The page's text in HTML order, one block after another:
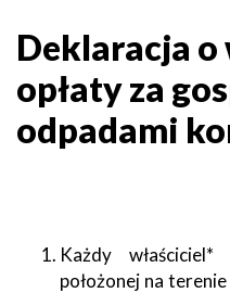
Deklaracja o
opłaty za
odpadami
Każdy właściciel*
położonej na